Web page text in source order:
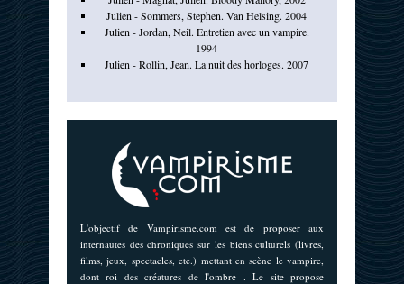
Julien - Sommers, Stephen. Van Helsing. 2004
Julien - Jordan, Neil. Entretien avec un vampire.
1994
Julien - Rollin, Jean. La nuit des horloges. 2007
L'objectif de Vampirisme.com est de proposer aux
internautes des chroniques sur les biens culturels (livres,
films, jeux, spectacles, etc.) mettant en scène le vampire,
dont roi des créatures de l'ombre . Le site propose